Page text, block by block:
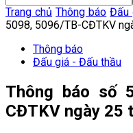
Trang chủ Thông báo Đấu
5098, 5096/TB-CĐTKV
Thông báo
Đấu giá - Đấu thầu
Thông báo số
CĐTKV ngày 25